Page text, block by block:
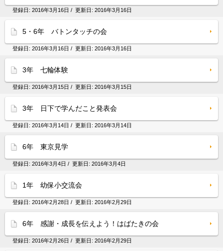
登録日: 2016年3月16日 / 更新日: 2016年3月16日
5・6年 バトンタッチの会
登録日: 2016年3月16日 / 更新日: 2016年3月16日
3年 七輪体験
登録日: 2016年3月15日 / 更新日: 2016年3月15日
3年 日下で学んだこと発表会
登録日: 2016年3月14日 / 更新日: 2016年3月14日
6年 東京見学
登録日: 2016年3月4日 / 更新日: 2016年3月4日
1年 幼保小交流会
登録日: 2016年2月28日 / 更新日: 2016年2月29日
6年 感謝・成長を伝えよう！はばたきの会
登録日: 2016年2月26日 / 更新日: 2016年2月29日